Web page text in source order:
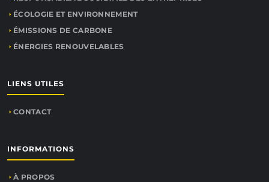
ÉCOLOGIE ET ENVIRONNEMENT
ÉMISSIONS DE CARBONE
ÉNERGIES RENOUVELABLES
LIENS UTILES
CONTACT
INFORMATIONS
À PROPOS